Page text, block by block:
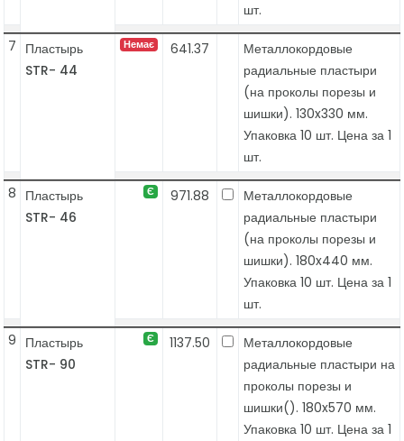
шт.
7 Пластырь
STR- 44
Немає 641.37
Металлокордовые
радиальные пластыри
(на проколы порезы и
шишки). 130x330 мм.
Упаковка 10 шт. Цена за 1
шт.
8 Пластырь
STR- 46
Є 971.88
Металлокордовые
радиальные пластыри
(на проколы порезы и
шишки). 180x440 мм.
Упаковка 10 шт. Цена за 1
шт.
9 Пластырь
STR- 90
Є 1137.50
Металлокордовые
радиальные пластыри на
проколы порезы и
шишки(). 180x570 мм.
Упаковка 10 шт. Цена за 1